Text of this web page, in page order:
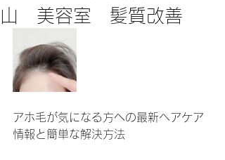
山 美容室 髪質改善
アホ毛が気になる方への最新ヘアケア
情報と簡単な解決方法